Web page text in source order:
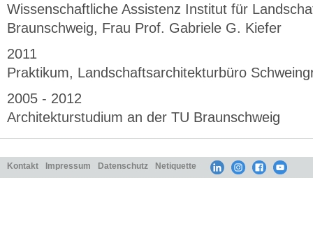
Wissenschaftliche Assistenz Institut für
Braunschweig, Frau Prof. Gabriele G. Kiefer
2011
Praktikum, Landschaftsarchitekturbüro
2005 - 2012
Architekturstudium an der TU Braunschweig
Kontakt Impressum Datenschutz Netiquette